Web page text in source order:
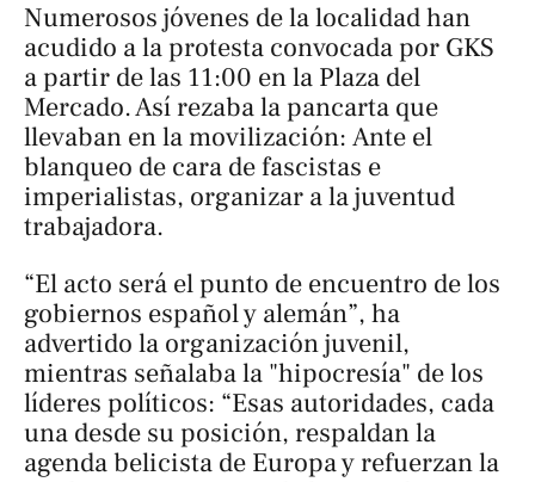
Numerosos jóvenes de la localidad han
acudido a la protesta convocada por GKS
a partir de las 11:00 en la Plaza del
Mercado. Así rezaba la pancarta que
llevaban en la movilización: Ante el
blanqueo de cara de fascistas e
imperialistas, organizar a la juventud
trabajadora.
“El acto será el punto de encuentro de los
gobiernos español y alemán”, ha
advertido la organización juvenil,
mientras señalaba la "hipocresía" de los
líderes políticos: “Esas autoridades, cada
una desde su posición, respaldan la
agenda belicista de Europa y refuerzan la